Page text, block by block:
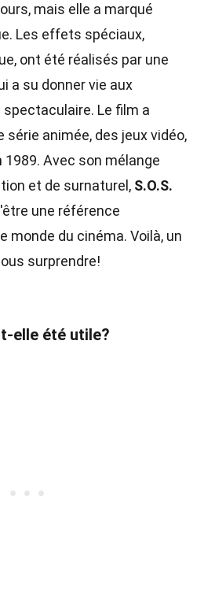
mais elle a marqué
Les effets spéciaux,
ont été réalisés par une
a su donner vie aux
Le film a
série animée, des jeux vidéo,
Avec son mélange
et de surnaturel, S.O.S.
une référence
monde du cinéma. Voilà, un
surprendre!
elle été utile?